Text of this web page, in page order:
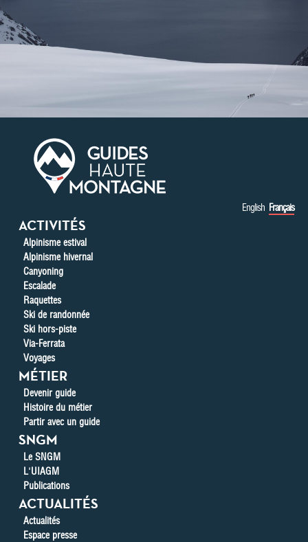
English Français
ACTIVITÉS
Alpinisme estival
Alpinisme hivernal
Canyoning
Escalade
Raquettes
Ski de randonnée
Ski hors-piste
Via-Ferrata
Voyages
MÉTIER
Devenir guide
Histoire du métier
Partir avec un guide
SNGM
Le SNGM
L'UIAGM
Publications
ACTUALITÉS
Actualités
Espace presse